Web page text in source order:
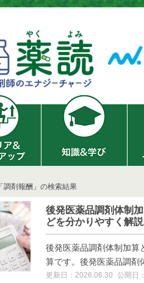
「調剤報酬」の検索結果
後発医薬品調剤体制
どを分かりやすく解説
後発医薬品調剤体制加算
算です。後発医薬品調剤
更新日：2026.06.30 公開日